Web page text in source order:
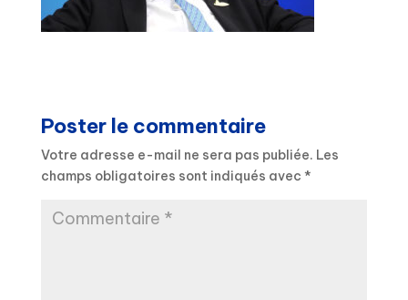
Poster le commentaire
Votre adresse e-mail ne sera pas publiée. Les
champs obligatoires sont indiqués avec *